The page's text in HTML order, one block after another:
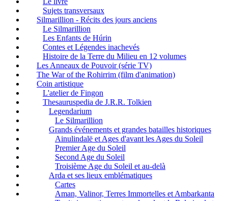
Sujets transversaux
Silmarillion - Récits des jours anciens
Le Silmarillion
Les Enfants de Húrin
Contes et Légendes inachevés
Histoire de la Terre du Milieu en 12 volumes
Les Anneaux de Pouvoir (série TV)
The War of the Rohirrim (film d'animation)
Coin artistique
L'atelier de Fingon
Thesauruspedia de J.R.R. Tolkien
Legendarium
Le Silmarillion
Grands événements et grandes batailles historiques
Ainulindalë et Ages d'avant les Ages du Soleil
Premier Age du Soleil
Second Age du Soleil
Troisième Age du Soleil et au-delà
Arda et ses lieux emblématiques
Cartes
Aman, Valinor, Terres Immortelles et Ambarkanta